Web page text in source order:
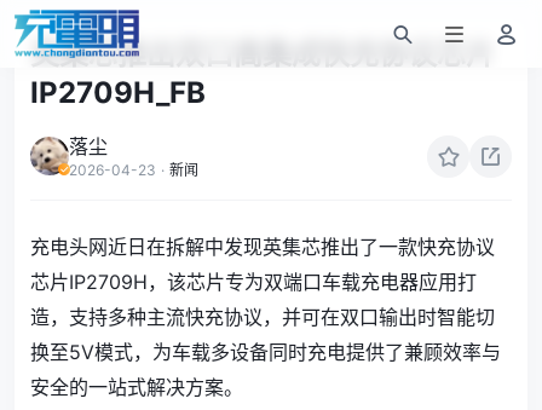
英集芯推出双口高集成快充协议芯片
IP2709H_FB
落尘
2026-04-23 · 新闻
充电头网近日在拆解中发现英集芯推出了一款快充协议
芯片IP2709H，该芯片专为双端口车载充电器应用打
造，支持多种主流快充协议，并可在双口输出时智能切
换至5V模式，为车载多设备同时充电提供了兼顾效率与
安全的一站式解决方案。